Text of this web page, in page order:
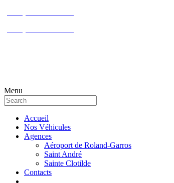
Menu
Accueil
Nos Véhicules
Agences
Aéroport de Roland-Garros
Saint André
Sainte Clotilde
Contacts